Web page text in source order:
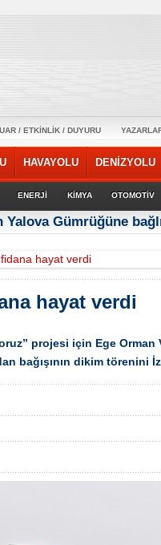
/ ETKİNLİK / DUYURU
HAVAYOLU DENİZYOLU
ENERJİ KİMYA OTOMOTİV
Yalova Gümrüğüne
hayat verdi
hayat verdi
projesi için Ege
bağışının dikim törenini